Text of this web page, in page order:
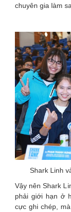
chuyên gia làm
Shark Linh
Vậy nên Shark
phải giới hạn ở
cực ghi chép,